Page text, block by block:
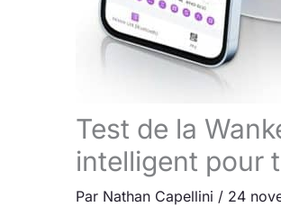
Test de la
intelligent pour
Par Nathan Capellini / 24